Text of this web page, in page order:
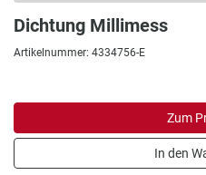
Dichtung Millimess
Artikelnummer: 4334756-E
Zum
In den